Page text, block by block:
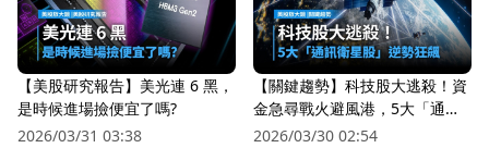
【美股研究報告】美光連 6 黑，
是時候進場撿便宜了嗎?
2026/03/31 03:38
【關鍵趨勢】科技股大逃殺！資
金急尋戰火避風港，5大「通訊
衛星股」逆勢狂飆
2026/03/30 02:54